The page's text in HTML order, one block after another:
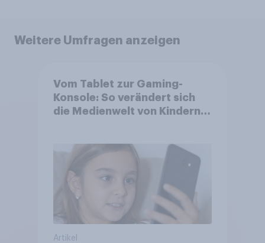
Weitere Umfragen anzeigen
Vom Tablet zur Gaming-
Konsole: So verändert sich
die Medienwelt von Kindern
Artikel